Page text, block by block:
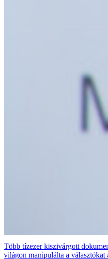
Több tízezer kiszivárgott
világon manipulálta a